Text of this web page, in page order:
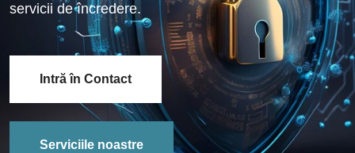
servicii de încredere.
Intră în Contact
Serviciile noastre